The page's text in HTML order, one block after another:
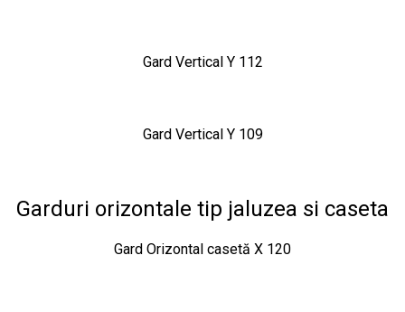
Gard Vertical Y 112
Gard Vertical Y 109
Garduri orizontale tip jaluzea si caseta
Gard Orizontal casetă X 120